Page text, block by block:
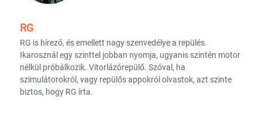
RG
RG is hírező, és emellett nagy szenvedélye a repülés.
Ikarosznál egy szinttel jobban nyomja, ugyanis szintén motor
nélkül próbálkozik. Vitorlázórepülő. Szóval, ha
szimulátorokról, vagy repülős appokról olvastok, azt szinte
biztos, hogy RG írta.